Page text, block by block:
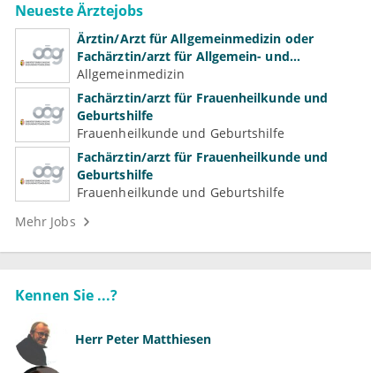
Neueste Ärztejobs
Ärztin/Arzt für Allgemeinmedizin oder
Fachärztin/arzt für Allgemein- und
Familienmedizin für Psychiatrie und
Psychotherapeutische Medizin
Allgemeinmedizin
Fachärztin/arzt für Frauenheilkunde und
Geburtshilfe
Frauenheilkunde und Geburtshilfe
Fachärztin/arzt für Frauenheilkunde und
Geburtshilfe
Frauenheilkunde und Geburtshilfe
Mehr Jobs
Kennen Sie ...?
Herr Peter Matthiesen